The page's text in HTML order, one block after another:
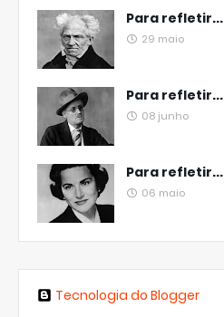
Para refletir...
29 maio
Para refletir...
08 junho
Para refletir...
06 maio
Tecnologia do Blogger